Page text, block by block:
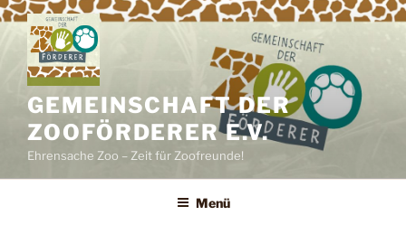
Zum
Inhalt
springen
GEMEINSCHAFT DER
ZOOFÖRDERER E.V.
Ehrensache Zoo – Zeit für Zoofreunde!
Menü